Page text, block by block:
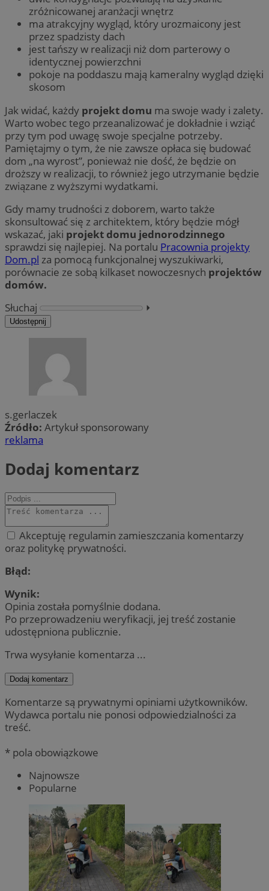
zróżnicowanej aranżacji wnętrz
ma atrakcyjny wygląd, który urozmaicony jest
przez spadzisty dach
jest tańszy w realizacji niż dom parterowy o
identycznej powierzchni
pokoje na poddaszu mają kameralny wygląd dzięki
skosom
Jak widać, każdy projekt domu ma swoje wady i zalety.
Warto wobec tego przeanalizować je dokładnie i wziąć
przy tym pod uwagę swoje specjalne potrzeby.
Pamiętajmy o tym, że nie zawsze opłaca się budować
dom „na wyrost”, ponieważ nie dość, że będzie on
droższy w realizacji, to również jego utrzymanie będzie
związane z wyższymi wydatkami.
Gdy mamy trudności z doborem, warto także
skonsultować się z architektem, który będzie mógł
wskazać, jaki projekt domu jednorodzinnego
sprawdzi się najlepiej. Na portalu Pracownia projekty
Dom.pl za pomocą funkcjonalnej wyszukiwarki,
porównacie ze sobą kilkaset nowoczesnych projektów
domów.
Słuchaj
⏵︎
Udostępnij
s.gerlaczek
Źródło: Artykuł sponsorowany
reklama
Dodaj komentarz
Akceptuję regulamin zamieszczania komentarzy
oraz politykę prywatności.
Błąd:
Wynik:
Opinia została pomyślnie dodana.
Po przeprowadzeniu weryfikacji, jej treść zostanie
udostępniona publicznie.
Trwa wysyłanie komentarza ...
Dodaj komentarz
Komentarze są prywatnymi opiniami użytkowników.
Wydawca portalu nie ponosi odpowiedzialności za
treść.
* pola obowiązkowe
Najnowsze
Popularne